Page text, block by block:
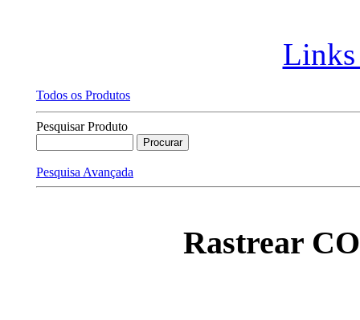
Links
Todos os Produtos
Pesquisar Produto
Pesquisa Avançada
Rastrear